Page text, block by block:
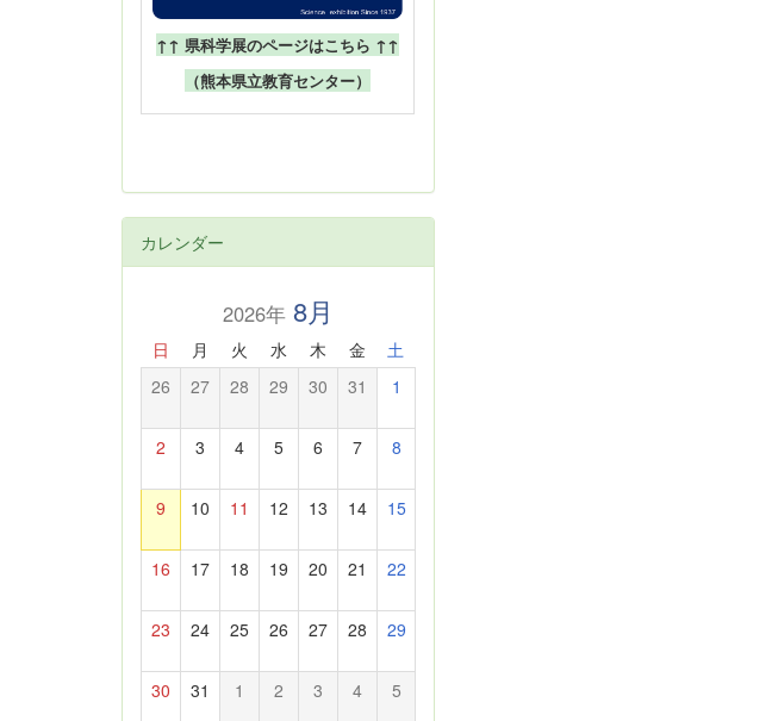
↑↑ 県科学展のページはこちら ↑↑
（熊本県立教育センター）
カレンダー
2026年8月
日 月 火 水 木 金 土
26 27 28 29 30 31 1
2 3 4 5 6 7 8
9 10 11 12 13 14 15
16 17 18 19 20 21 22
23 24 25 26 27 28 29
30 31 1 2 3 4 5